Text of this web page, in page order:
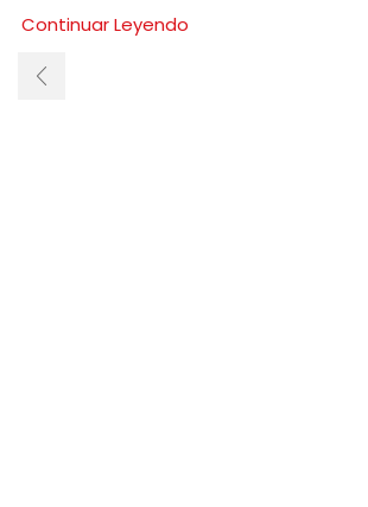
Continuar Leyendo